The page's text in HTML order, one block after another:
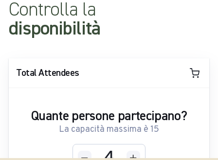
Controlla la
disponibilità
Total Attendees
Quante persone partecipano?
La capacità massima è 15